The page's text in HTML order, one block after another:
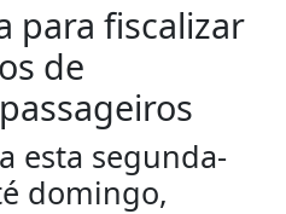
para fiscalizar
de
esta segunda-
domingo,